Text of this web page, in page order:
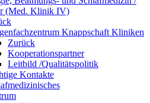
(Med. Klinik IV)
Knappschaft Kliniken
Zurück
Kooperationspartner
Leitbild /Qualitätspolitik
Kontakte